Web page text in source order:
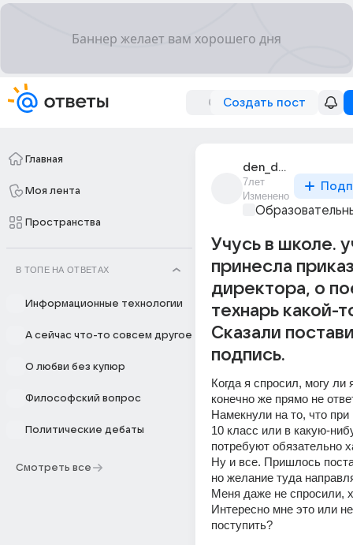
Создать пост
Главная
Моя лента
Пространства
В ТОПЕ НА ОТВЕТАХ
Информационные технологии
А сейчас что-то совсем другое
О любви без купюр
Философский вопрос
Политические дебаты
Смотреть все
den_denisov_463
7лет
Изменено
Учусь в школе.
принесла
директора, о
технарь какой-
Сказали
подпись.
Когда я спросил, могу ли
конечно же прямо не
Намекнули на то, что при
10 класс или в какую-
потребуют обязательно
Ну и все. Пришлось
но желание туда
Меня даже не спросили,
Интересно мне это или
поступить?